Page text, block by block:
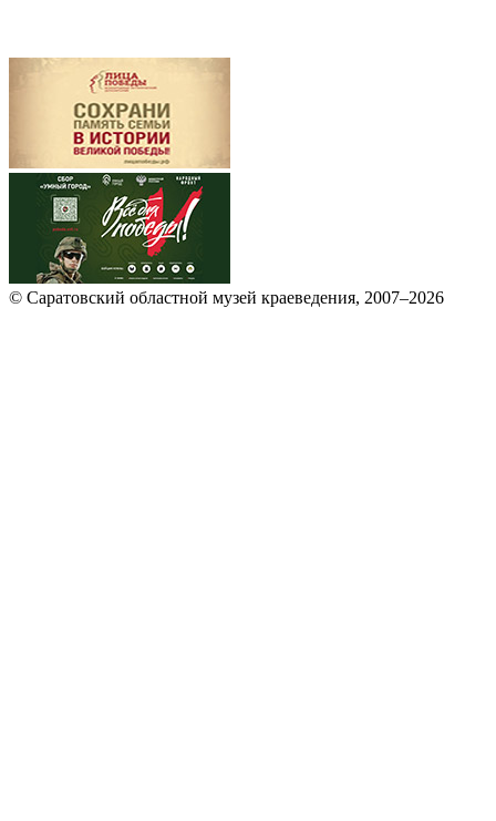
© Саратовский областной музей краеведения, 2007–2026